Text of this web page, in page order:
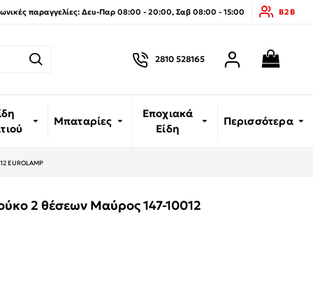
παραγγελίες: Δευ-Παρ 08:00 - 20:00, Σαβ 08:00 - 15:00 B2B
2810 528165
Μπαταρίες
Εποχιακά
Είδη
Περισσότερα
EUROLAMP
2 θέσεων Μαύρος 147-10012